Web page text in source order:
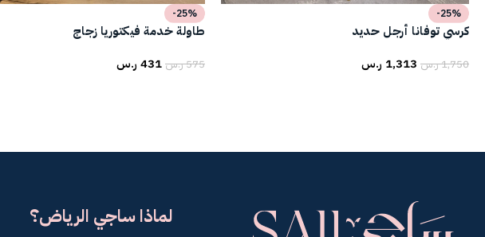
-25%
كرسي توفانا أرجل حديد
1,750ر.س 1,313 ر.س
-25%
طاولة خدمة فيكتوريا زجاج
575ر.س431 ر.س
لماذا ساجي الرياض؟